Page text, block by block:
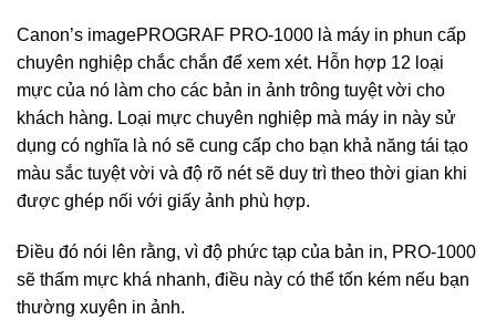
Canon’s imagePROGRAF PRO-1000 là máy in phun cấp
chuyên nghiệp chắc chắn để xem xét. Hỗn hợp 12 loại
mực của nó làm cho các bản in ảnh trông tuyệt vời cho
khách hàng. Loại mực chuyên nghiệp mà máy in này sử
dụng có nghĩa là nó sẽ cung cấp cho bạn khả năng tái tạo
màu sắc tuyệt vời và độ rõ nét sẽ duy trì theo thời gian khi
được ghép nối với giấy ảnh phù hợp.
Điều đó nói lên rằng, vì độ phức tạp của bản in, PRO-1000
sẽ thấm mực khá nhanh, điều này có thể tốn kém nếu bạn
thường xuyên in ảnh.